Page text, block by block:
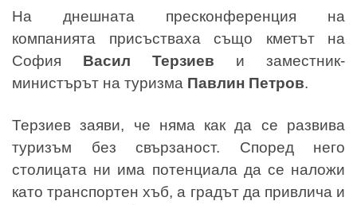
На днешната пресконференция на
компанията присъстваха също кметът на
София Васил Терзиев и заместник-
министърът на туризма Павлин Петров.
Терзиев заяви, че няма как да се развива
туризъм без свързаност. Според него
столицата ни има потенциала да се наложи
като транспортен хъб, а градът да привлича и